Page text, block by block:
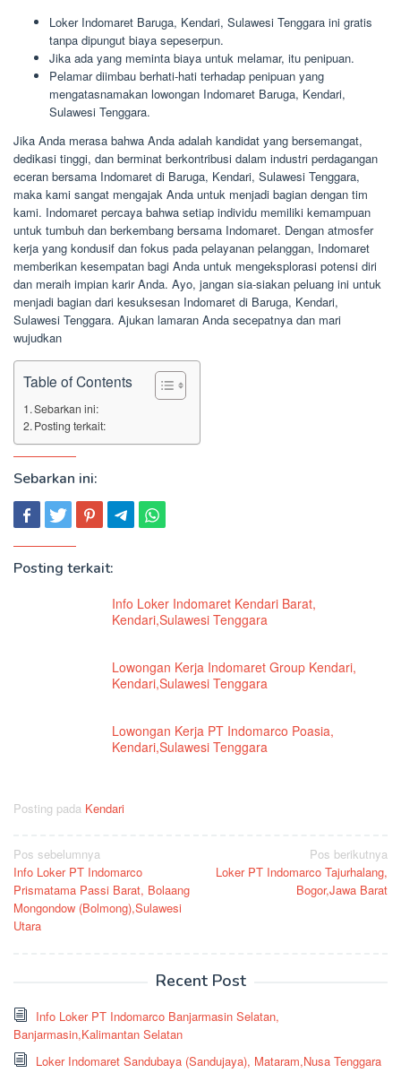
Loker Indomaret Baruga, Kendari, Sulawesi Tenggara ini gratis
tanpa dipungut biaya sepeserpun.
Jika ada yang meminta biaya untuk melamar, itu penipuan.
Pelamar diimbau berhati-hati terhadap penipuan yang
mengatasnamakan lowongan Indomaret Baruga, Kendari,
Sulawesi Tenggara.
Jika Anda merasa bahwa Anda adalah kandidat yang bersemangat,
dedikasi tinggi, dan berminat berkontribusi dalam industri perdagangan
eceran bersama Indomaret di Baruga, Kendari, Sulawesi Tenggara,
maka kami sangat mengajak Anda untuk menjadi bagian dengan tim
kami. Indomaret percaya bahwa setiap individu memiliki kemampuan
untuk tumbuh dan berkembang bersama Indomaret. Dengan atmosfer
kerja yang kondusif dan fokus pada pelayanan pelanggan, Indomaret
memberikan kesempatan bagi Anda untuk mengeksplorasi potensi diri
dan meraih impian karir Anda. Ayo, jangan sia-siakan peluang ini untuk
menjadi bagian dari kesuksesan Indomaret di Baruga, Kendari,
Sulawesi Tenggara. Ajukan lamaran Anda secepatnya dan mari
wujudkan
Table of Contents
Sebarkan ini:
Posting terkait:
Sebarkan ini:
Posting terkait:
Info Loker Indomaret Kendari Barat,
Kendari,Sulawesi Tenggara
Lowongan Kerja Indomaret Group Kendari,
Kendari,Sulawesi Tenggara
Lowongan Kerja PT Indomarco Poasia,
Kendari,Sulawesi Tenggara
Posting pada Kendari
Navigasi
pos
Pos sebelumnya
Info Loker PT Indomarco
Prismatama Passi Barat, Bolaang
Mongondow (Bolmong),Sulawesi
Utara
Pos berikutnya
Loker PT Indomarco Tajurhalang,
Bogor,Jawa Barat
Recent Post
Info Loker PT Indomarco Banjarmasin Selatan,
Banjarmasin,Kalimantan Selatan
Loker Indomaret Sandubaya (Sandujaya), Mataram,Nusa Tenggara